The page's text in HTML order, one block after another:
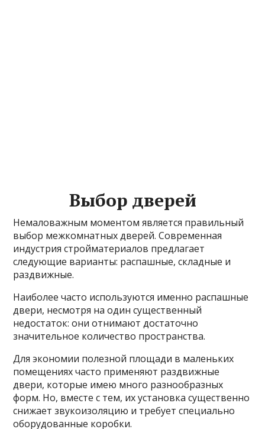
Выбор дверей
Немаловажным моментом является правильный
выбор межкомнатных дверей. Современная
индустрия стройматериалов предлагает
следующие варианты: распашные, складные и
раздвижные.
Наиболее часто используются именно распашные
двери, несмотря на один существенный
недостаток: они отнимают достаточно
значительное количество пространства.
Для экономии полезной площади в маленьких
помещениях часто применяют раздвижные
двери, которые имею много разнообразных
форм. Но, вместе с тем, их установка существенно
снижает звукоизоляцию и требует специально
оборудованные коробки.